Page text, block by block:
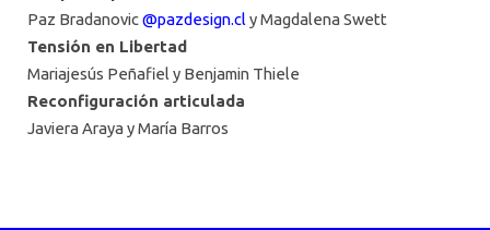
Paz Bradanovic@pazdesign.cly Magdalena Swett
Tensión en Libertad
Mariajesús Peñafiel y Benjamin Thiele
Reconfiguración articulada
Javiera Araya y María Barros